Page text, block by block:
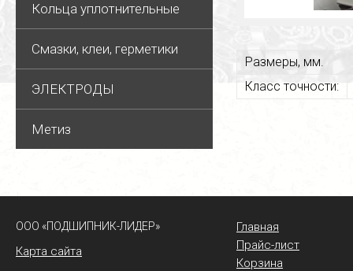
Кольца уплотнительные
Смазки, клеи, герметики
ЭЛЕКТРОДЫ
Метиз
Размеры, мм.
Класс точности:
ООО «ПОДШИПНИК-ЛИДЕР»
Карта сайта
Главная
Прайс-лист
Корзина